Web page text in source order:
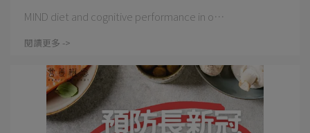
MIND diet and cognitive performance in o⋯
閱讀更多 ->